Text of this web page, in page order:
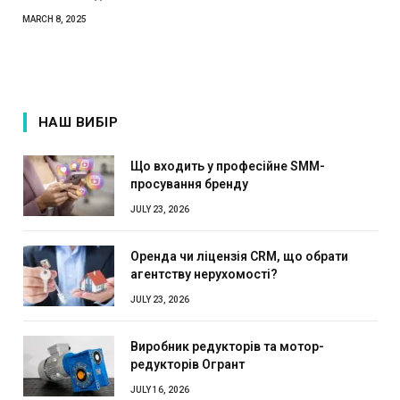
MARCH 8, 2025
НАШ ВИБІР
Що входить у професійне SMM-
просування бренду
JULY 23, 2026
Оренда чи ліцензія CRM, що обрати
агентству нерухомості?
JULY 23, 2026
Виробник редукторів та мотор-
редукторів Огрант
JULY 16, 2026